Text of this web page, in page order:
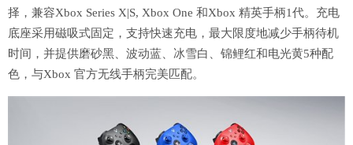
择，兼容Xbox Series X|S, Xbox One 和Xbox 精英手柄1代。充电
底座采用磁吸式固定，支持快速充电，最大限度地减少手柄待机
时间，并提供磨砂黑、波动蓝、冰雪白、锦鲤红和电光黄5种配
色，与Xbox 官方无线手柄完美匹配。